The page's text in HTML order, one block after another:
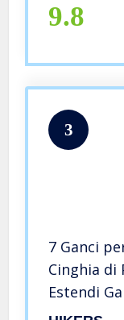
9.8
3
7 Ganci
Cinghia di
Estendi